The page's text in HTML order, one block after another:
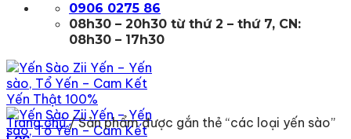
0906 0275 86
08h30 – 20h30 từ thứ 2 – thứ 7, CN:
08h30 – 17h30
Trang chủ /Sản phẩm được gắn thẻ “các loại yến sào”